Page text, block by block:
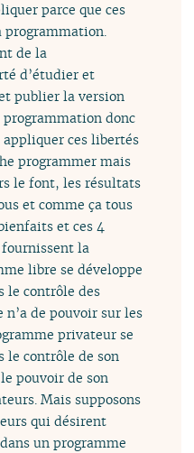
parce que ces
programmation.
de la
d’étudier et
publier la version
donc
ces libertés
programmer mais
le font, les résultats
et comme ça tous
et ces 4
la
libre se développe
le contrôle des
de pouvoir sur les
privateur se
le contrôle de son
pouvoir de son
Mais supposons
qui désirent
un programme